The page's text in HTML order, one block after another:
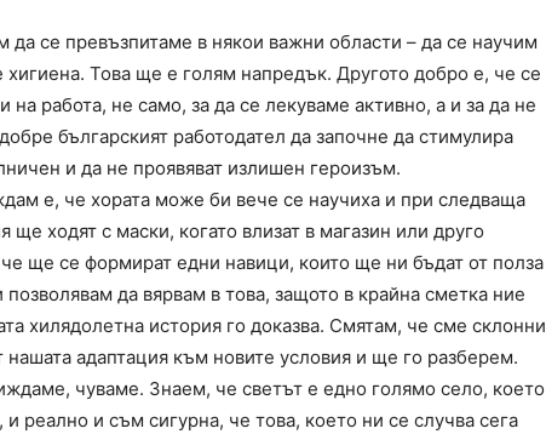
се превъзпитаме в някои важни области – да се научим
Това ще е голям напредък. Другото добро е, че се
работа, не само, за да се лекуваме активно, а и за да не
българският работодател да започне да стимулира
и да не проявяват излишен героизъм.
е, че хората може би вече се научиха и при следваща
ходят с маски, когато влизат в магазин или друго
ще се формират едни навици, които ще ни бъдат от полза
да вярвам в това, защото в крайна сметка ние
хилядолетна история го доказва. Смятам, че сме склонни
адаптация към новите условия и ще го разберем.
чуваме. Знаем, че светът е едно голямо село, което
реално и съм сигурна, че това, което ни се случва сега